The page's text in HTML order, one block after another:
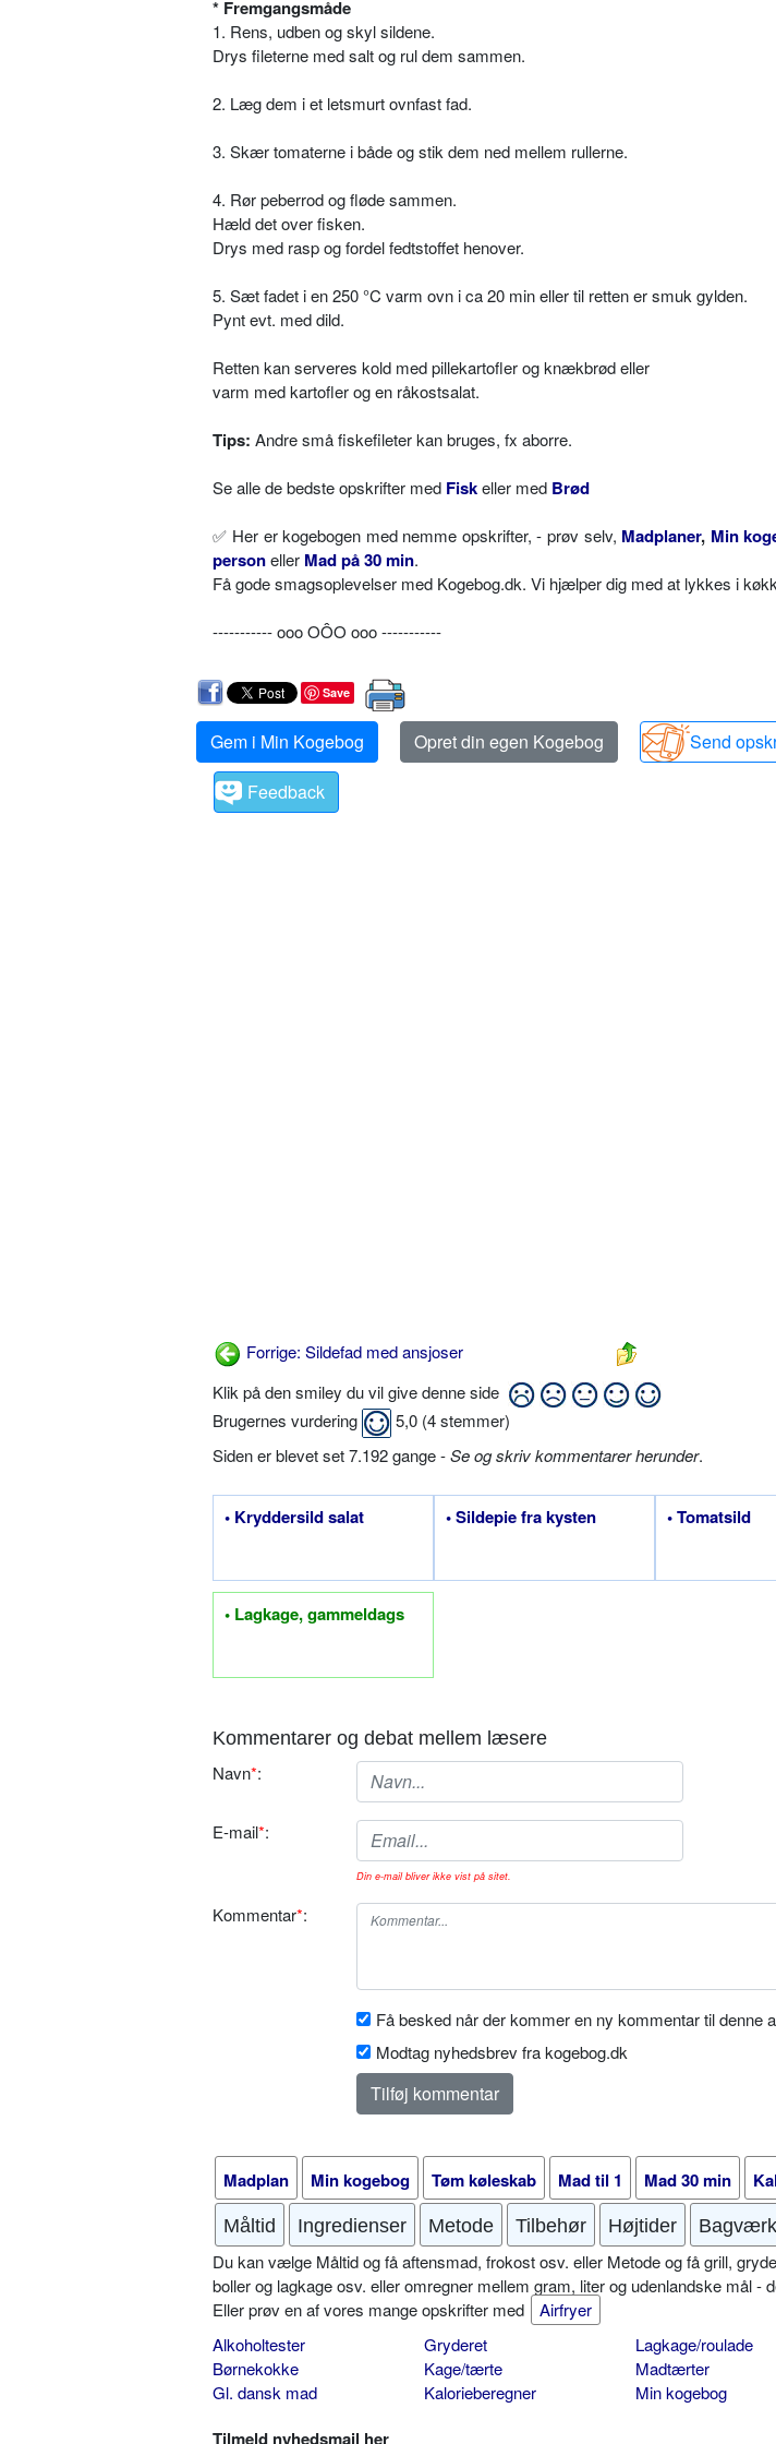
* Fremgangsmåde
1. Rens, udben og skyl sildene.
Drys fileterne med salt og rul dem sammen.
2. Læg dem i et letsmurt ovnfast fad.
3. Skær tomaterne i både og stik dem ned mellem rullerne.
4. Rør peberrod og fløde sammen.
Hæld det over fisken.
Drys med rasp og fordel fedtstoffet henover.
5. Sæt fadet i en 250 °C varm ovn i ca 20 min eller til retten er smuk gylden.
Pynt evt. med dild.
Retten kan serveres kold med pillekartofler og knækbrød eller
varm med kartofler og en råkostsalat.
Tips: Andre små fiskefileter kan bruges, fx aborre.
Se alle de bedste opskrifter med Fiskeller med Brød
✅ Her er kogebogen med nemme opskrifter, - prøv selv, Madplaner, Min
personeller Mad på 30 min.
Få gode smagsoplevelser med Kogebog.dk. Vi hjælper dig med at lykkes i
----------- ooo OÔO ooo -----------
Save
Gem i Min Kogebog Opret din egen Kogebog
Send
Feedback
Forrige: Sildefad med ansjoser
Klik på den smiley du vil give denne side
Brugernes vurdering
5,0 (4stemmer)
Siden er blevet set 7.192 gange -Se og skriv kommentarer herunder.
• Kryddersild salat • Sildepie fra kysten • Tomatsild
• Lagkage, gammeldags
Kommentarer og debat mellem læsere
Navn*:
E-mail*:
Din e-mail bliver ikke vist på sitet.
Kommentar*:
Få besked når der kommer en ny kommentar til denne
Modtag nyhedsbrev fra kogebog.dk
Madplan Min kogebog Tøm køleskab Mad til 1 Mad 30 min
Måltid Ingredienser Metode Tilbehør Højtider Bagværk
Du kan vælge Måltid og få aftensmad, frokost osv. eller Metode og få grill,
boller og lagkage osv. eller omregner mellem gram, liter og udenlandske mål -
Eller prøv en af vores mange opskrifter med
Airfryer
Alkoholtester
Børnekokke
Gl. dansk mad
Gryderet
Kage/tærte
Kalorieberegner
Lagkage/roulade
Madtærter
Min kogebog
Tilmeld nyhedsmail her